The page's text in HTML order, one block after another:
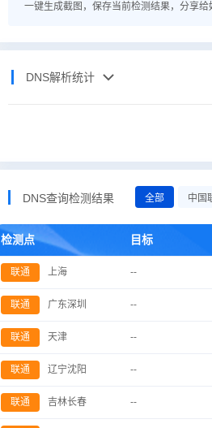
一键生成截图，保存当前检测结果，分享给
DNS解析统计
DNS查询检测结果 全部 中国
检测点 目标
联通 上海 --
联通 广东深圳 --
联通 天津 --
联通 辽宁沈阳 --
联通 吉林长春 --